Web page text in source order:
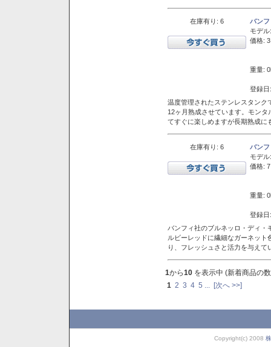
在庫有り: 6
バン
モデル:
価格:
重量:
登録
温度管理されたステンレスタンク
12ヶ月熟成させています。モン
てすぐに楽しめますが長期熟成に
在庫有り: 6
バン
モデル:
価格:
重量:
登録
バンフィ社のブルネッロ・ディ
ルビーレッドに繊細なガーネッ
り、フレッシュさと活力を与え
1から10 を表示中 (新着商品の
1 2 3 4 5 [次へ >>]
Copyright(c) 2008